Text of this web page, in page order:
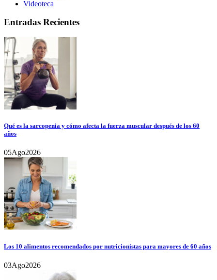
Videoteca
Entradas Recientes
Qué es la sarcopenia y cómo afecta la fuerza muscular después de los 60
años
05Ago2026
Los 10 alimentos recomendados por nutricionistas para mayores de 60 años
03Ago2026